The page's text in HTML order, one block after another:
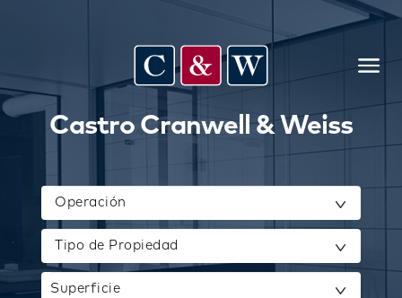
Castro Cranwell & Weiss
Operación
Superficie